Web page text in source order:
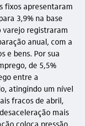
fixos apresentaram
3,9% na base
varejo registraram
anual, com a
e bens. Por sua
de 5,5%
entre a
atingindo um nível
fracos de abril,
mais
coloca pressão